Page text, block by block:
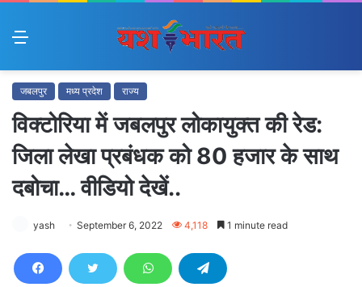
Menu
जबलपुर मध्य प्रदेश राज्य
विक्टोरिया में जबलपुर लोकायुक्त की रेड:
जिला लेखा प्रबंधक को 80 हजार के साथ
दबोचा… वीडियो देखें..
yash September 6, 2022 4,118 1 minute read